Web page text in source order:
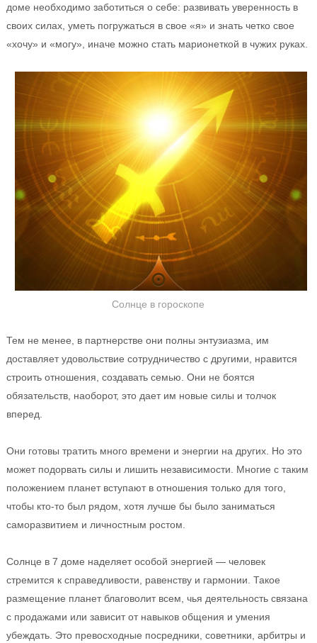
доме необходимо заботиться о себе: развивать уверенность в
своих силах, уметь погружаться в свое «я» и знать четко свое
«хочу» и «могу», иначе можно стать марионеткой в чужих руках.
Солнце в гороскопе
Тем не менее, в партнерстве они полны энтузиазма, им
доставляет удовольствие сотрудничество с другими, нравится
строить отношения, создавать семью. Они не боятся
обязательств, наоборот, это дает им новые силы и толчок
вперед.
Они готовы тратить много времени и энергии на других. Но это
может подорвать силы и лишить независимости. Многие с таким
положением планет вступают в отношения только для того,
чтобы кто-то был рядом, хотя лучше бы было заниматься
саморазвитием и личностным ростом.
Солнце в 7 доме наделяет особой энергией — человек
стремится к справедливости, равенству и гармонии. Такое
размещение планет благоволит всем, чья деятельность связана
с продажами или зависит от навыков общения и умения
убеждать. Это превосходные посредники, советники, арбитры и